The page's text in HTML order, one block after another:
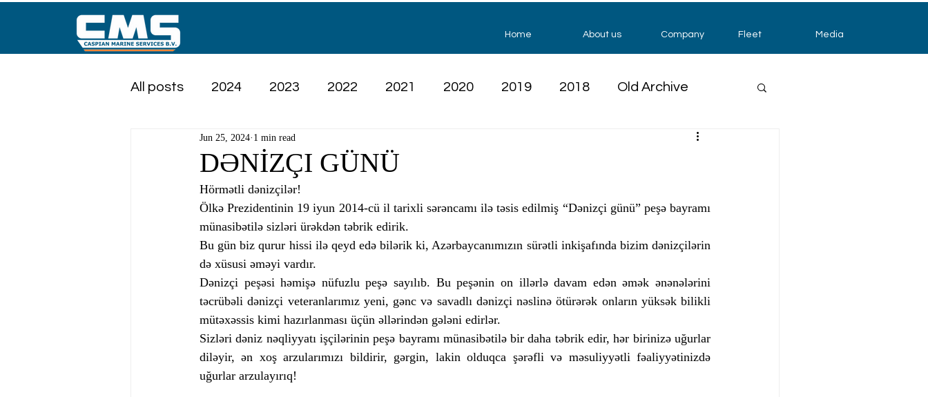
Home About us Company Fleet Media
All posts 2024 2023 2022 2021 2020 2019 2018 Old Archive
DƏNİZÇI GÜNÜ
Jun 25, 2024 1 min read
Hörmətli dənizçilər!
Ölkə Prezidentinin 19 iyun 2014-cü il tarixli sərəncamı ilə təsis edilmiş “Dənizçi günü” peşə bayramı
münasibətilə sizləri ürəkdən təbrik edirik.
Bu gün biz qurur hissi ilə qeyd edə bilərik ki, Azərbaycanımızın sürətli inkişafında bizim dənizçilərin
də xüsusi əməyi vardır.
Dənizçi peşəsi həmişə nüfuzlu peşə sayılıb. Bu peşənin on illərlə davam edən əmək ənənələrini
təcrübəli dənizçi veteranlarımız yeni, gənc və savadlı dənizçi nəslinə ötürərək onların yüksək bilikli
mütəxəssis kimi hazırlanması üçün əllərindən gələni edirlər.
Sizləri dəniz nəqliyyatı işçilərinin peşə bayramı münasibətilə bir daha təbrik edir, hər birinizə uğurlar
diləyir, ən xoş arzularımızı bildirir, gərgin, lakin olduqca şərəfli və məsuliyyətli fəaliyyətinizdə
uğurlar arzulayırıq!